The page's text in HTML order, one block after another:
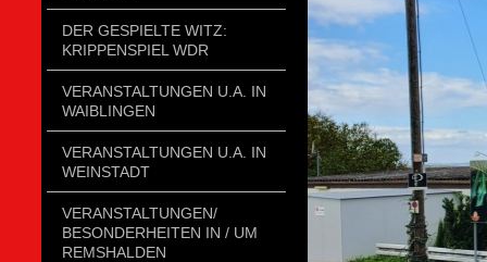
DER GESPIELTE WITZ:
KRIPPENSPIEL WDR
VERANSTALTUNGEN U.A. IN
WAIBLINGEN
VERANSTALTUNGEN U.A. IN
WEINSTADT
VERANSTALTUNGEN/
BESONDERHEITEN IN / UM
REMSHALDEN